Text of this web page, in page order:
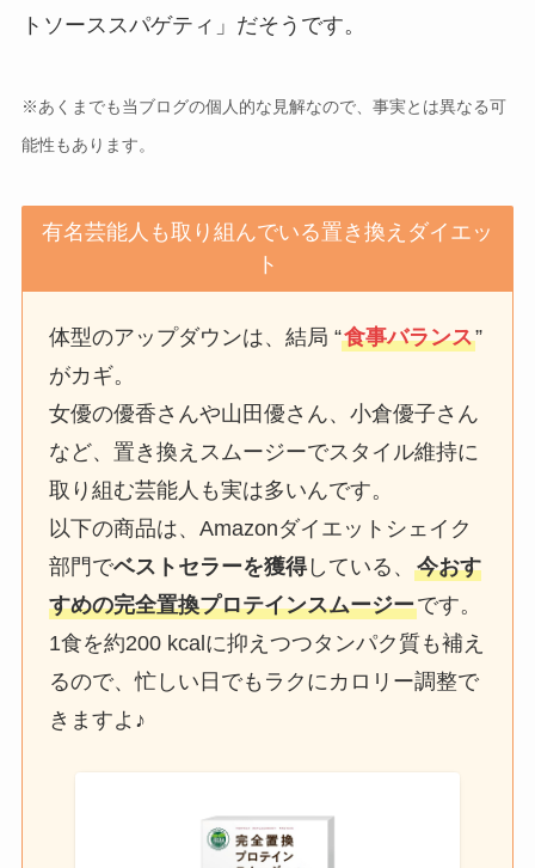
トソーススパゲティ」だそうです。
※あくまでも当ブログの個人的な見解なので、事実とは異なる可
能性もあります。
有名芸能人も取り組んでいる置き換えダイエッ
ト
体型のアップダウンは、結局 “食事バランス”
がカギ。
女優の優香さんや山田優さん、小倉優子さん
など、置き換えスムージーでスタイル維持に
取り組む芸能人も実は多いんです。
以下の商品は、Amazonダイエットシェイク
部門でベストセラーを獲得している、今おす
すめの完全置換プロテインスムージーです。
1食を約200 kcalに抑えつつタンパク質も補え
るので、忙しい日でもラクにカロリー調整で
きますよ♪